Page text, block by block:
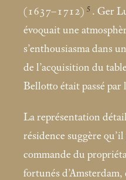
(1637–1712) 5 . Ger
évoquait une
s’enthousiasma dans
de l’acquisition du
Bellotto était passé
La représentation
résidence suggère
commande du
fortunés d’Amsterdam,